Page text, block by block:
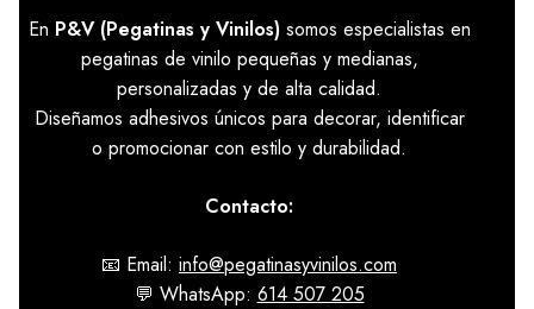
En P&V (Pegatinas y Vinilos)somos especialistas en
pegatinas de vinilo pequeñas y medianas,
personalizadas y de alta calidad.
Diseñamos adhesivos únicos para decorar, identificar
o promocionar con estilo y durabilidad.
Contacto:
📧 Email: info@pegatinasyvinilos.com
💬 WhatsApp: 614 507 205